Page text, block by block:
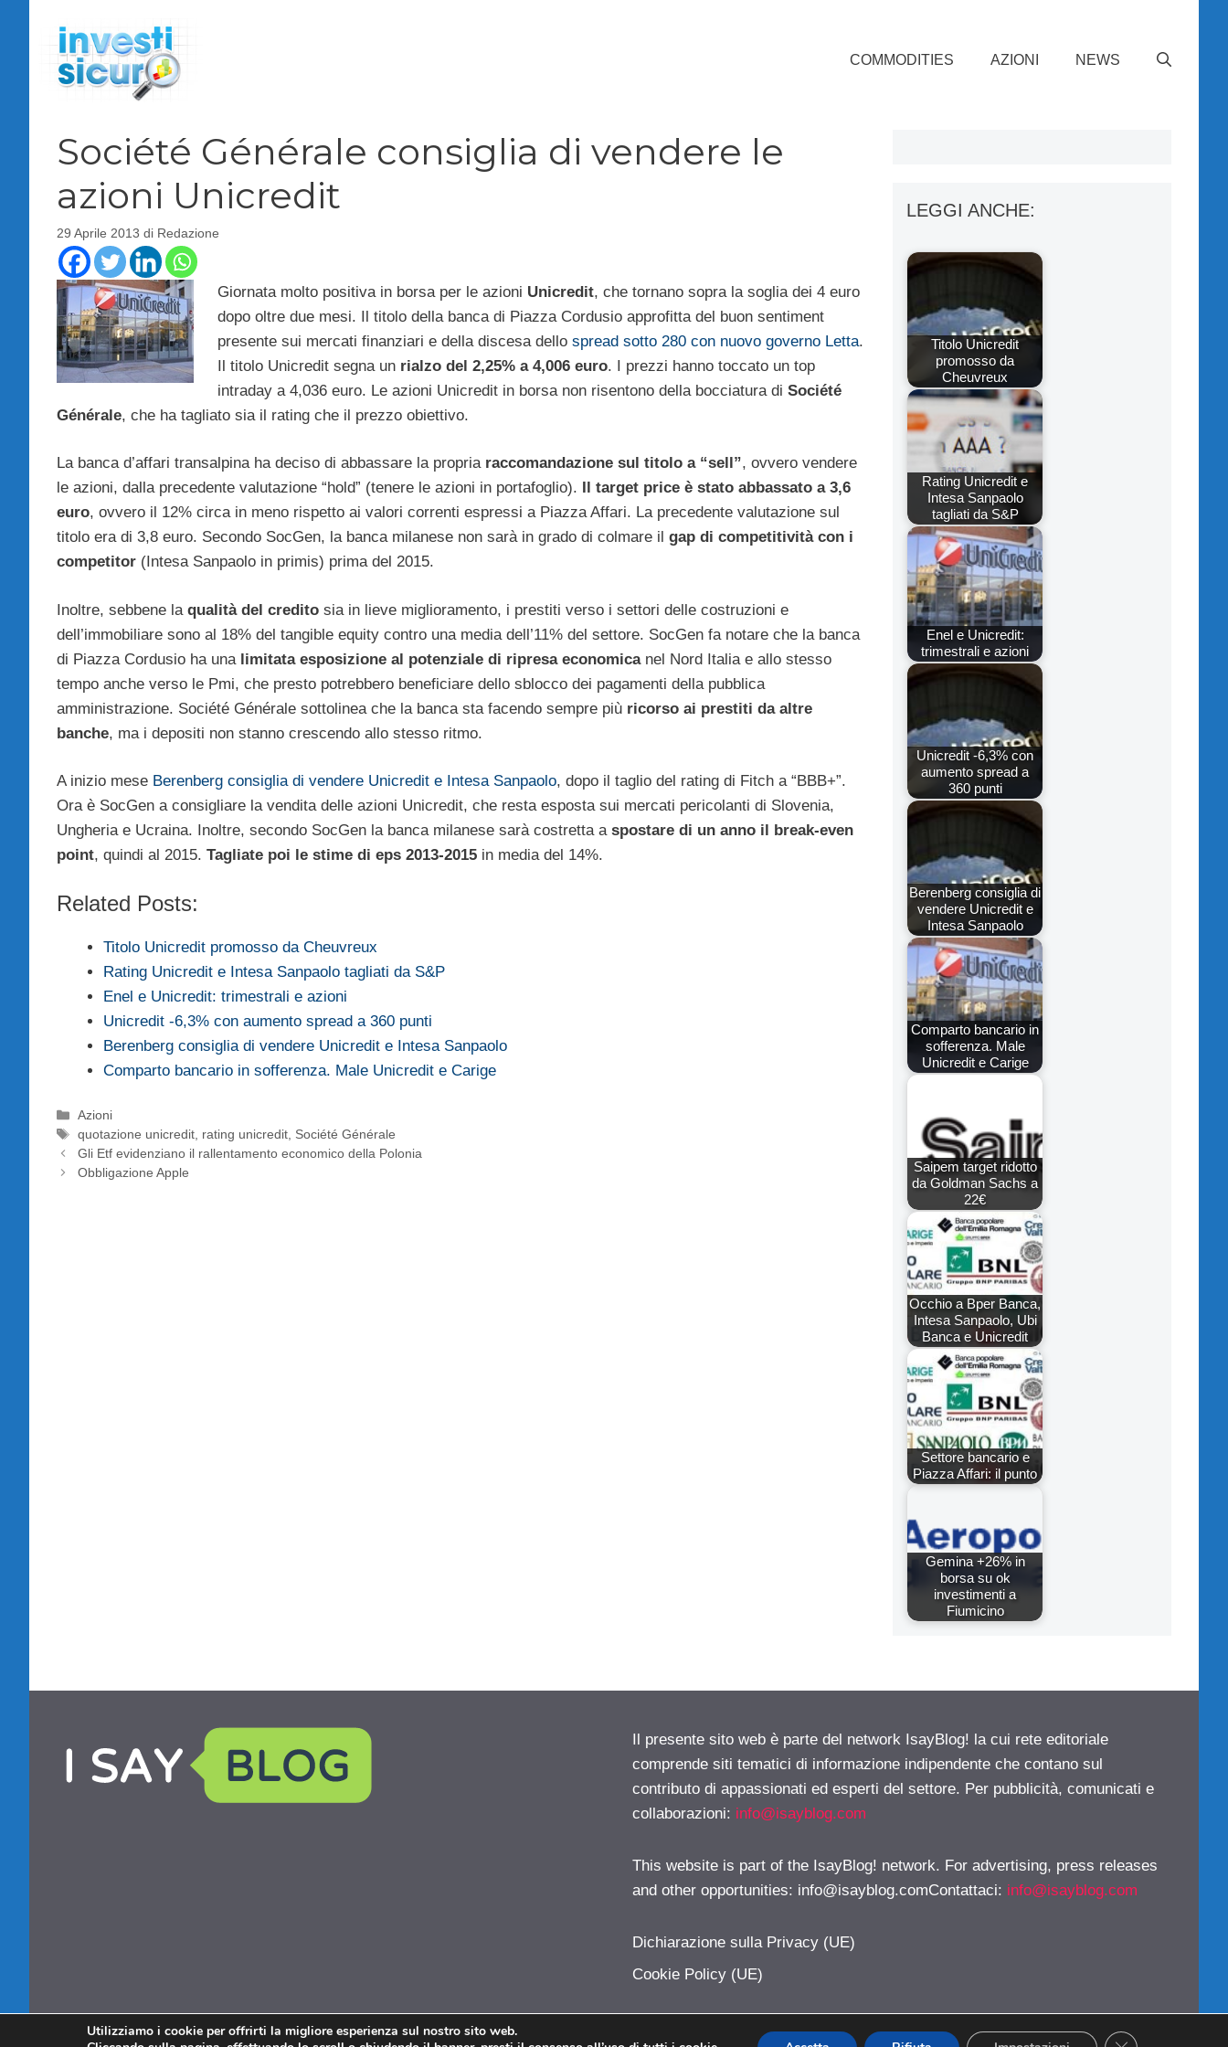
contenuto
COMMODITIES AZIONI NEWS
Société Générale consiglia di vendere le
azioni Unicredit
29 Aprile 2013 di Redazione
Giornata molto positiva in borsa per le azioni Unicredit, che tornano sopra la soglia dei 4 euro
dopo oltre due mesi. Il titolo della banca di Piazza Cordusio approfitta del buon sentiment
presente sui mercati finanziari e della discesa dello spread sotto 280 con nuovo governo Letta.
Il titolo Unicredit segna un rialzo del 2,25% a 4,006 euro. I prezzi hanno toccato un top
intraday a 4,036 euro. Le azioni Unicredit in borsa non risentono della bocciatura di Société
Générale, che ha tagliato sia il rating che il prezzo obiettivo.
La banca d’affari transalpina ha deciso di abbassare la propria raccomandazione sul titolo a “sell”, ovvero vendere
le azioni, dalla precedente valutazione “hold” (tenere le azioni in portafoglio).
Il target price è stato abbassato a 3,6
euro, ovvero il 12% circa in meno rispetto ai valori correnti espressi a Piazza Affari. La precedente valutazione sul
titolo era di 3,8 euro. Secondo SocGen, la banca milanese non sarà in grado di colmare il gap di competitività con i
competitor (Intesa Sanpaolo in primis) prima del 2015.
Inoltre, sebbene la qualità del credito sia in lieve miglioramento, i prestiti verso i settori delle costruzioni e
dell’immobiliare sono al 18% del tangible equity contro una media dell’11% del settore. SocGen fa notare che la banca
di Piazza Cordusio ha una limitata esposizione al potenziale di ripresa economica nel Nord Italia e allo stesso
tempo anche verso le Pmi, che presto potrebbero beneficiare dello sblocco dei pagamenti della pubblica
amministrazione. Société Générale sottolinea che la banca sta facendo sempre più ricorso ai prestiti da altre
banche, ma i depositi non stanno crescendo allo stesso ritmo.
A inizio mese Berenberg consiglia di vendere Unicredit e Intesa Sanpaolo, dopo il taglio del rating di Fitch a “BBB+”.
Ora è SocGen a consigliare la vendita delle azioni Unicredit, che resta esposta sui mercati pericolanti di Slovenia,
Ungheria e Ucraina. Inoltre, secondo SocGen la banca milanese sarà costretta a spostare di un anno il break-even
point, quindi al 2015. Tagliate poi le stime di eps 2013-2015 in media del 14%.
Related Posts:
Titolo Unicredit promosso da Cheuvreux
Rating Unicredit e Intesa Sanpaolo tagliati da S&P
Enel e Unicredit: trimestrali e azioni
Unicredit -6,3% con aumento spread a 360 punti
Berenberg consiglia di vendere Unicredit e Intesa Sanpaolo
Comparto bancario in sofferenza. Male Unicredit e Carige
Categorie
Azioni
Tag
quotazione unicredit, rating unicredit, Société Générale
Gli Etf evidenziano il rallentamento economico della Polonia
Obbligazione Apple
LEGGI ANCHE:
Titolo Unicredit
promosso da
Cheuvreux
Rating Unicredit e
Intesa Sanpaolo
tagliati da S&P
Enel e Unicredit:
trimestrali e azioni
Unicredit -6,3% con
aumento spread a
360 punti
Berenberg consiglia di
vendere Unicredit e
Intesa Sanpaolo
Comparto bancario in
sofferenza. Male
Unicredit e Carige
Saipem target ridotto
da Goldman Sachs a
22€
Occhio a Bper Banca,
Intesa Sanpaolo, Ubi
Banca e Unicredit
Settore bancario e
Piazza Affari: il punto
Gemina +26% in
borsa su ok
investimenti a
Fiumicino
Il presente sito web è parte del network IsayBlog! la cui rete editoriale
comprende siti tematici di informazione indipendente che contano sul
contributo di appassionati ed esperti del settore. Per pubblicità, comunicati e
collaborazioni: info@isayblog.com
This website is part of the IsayBlog! network. For advertising, press releases
and other opportunities: info@isayblog.comContattaci: info@isayblog.com
Dichiarazione sulla Privacy (UE)
Cookie Policy (UE)
Utilizziamo i cookie per offrirti la migliore esperienza sul nostro sito web.
CLOSE GDPR